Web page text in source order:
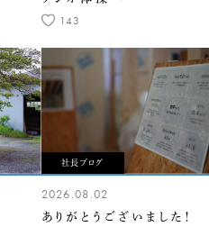
143
社長ブログ
2026.08.02
ありがとうございました！